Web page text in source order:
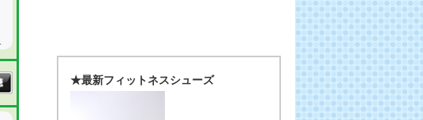
★最新フィットネスシューズ